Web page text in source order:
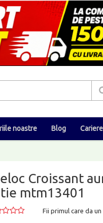
noastre Blog Cariere
Croissant
mtm13401
Fii primul care da un